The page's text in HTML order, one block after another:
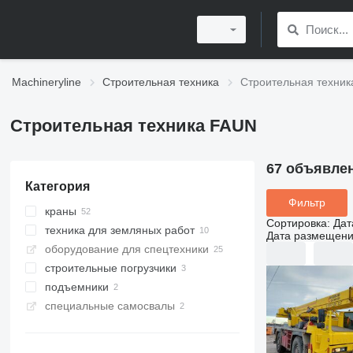
Machineryline Строительная техника Строительная
Строительная техника FAUN
Категория
краны
вездеходные краны
автокраны
быстромонтируемые башенные
техника для земляных работ
грейдеры
оборудование для спецтехники
строительные погрузчики
фронтальные погрузчики
подъемники
автовышки
специальные самосвалы
67
Фильтр
Сортировка:
Дата